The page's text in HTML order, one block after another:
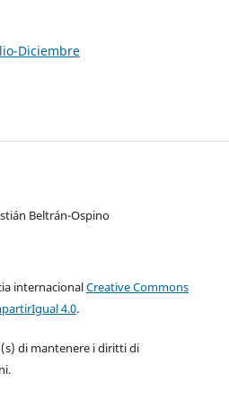
Diciembre
Beltrán-Ospino
internacionalCreative Commons
4.0.
di mantenere i diritti di